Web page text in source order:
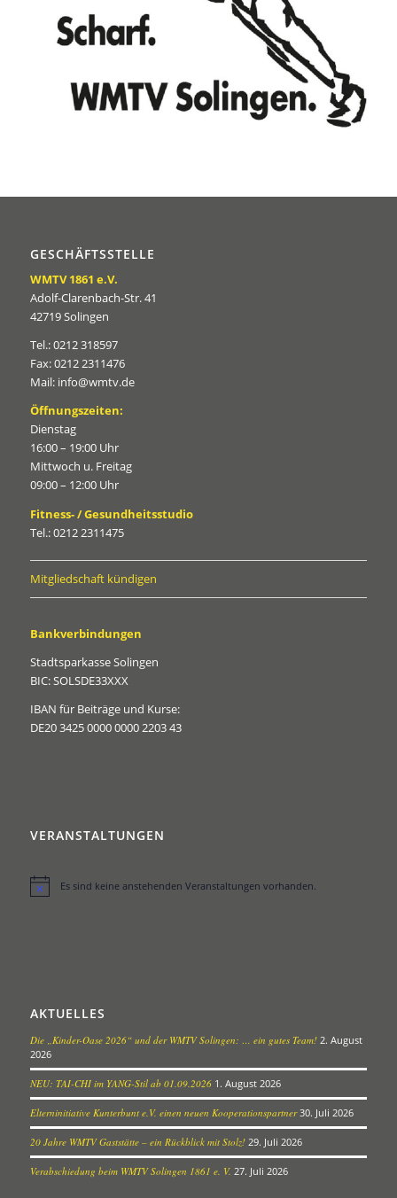
GESCHÄFTSSTELLE
WMTV 1861 e.V.
Adolf-Clarenbach-Str. 41
42719 Solingen
Tel.: 0212 318597
Fax: 0212 2311476
Mail: info@wmtv.de
Öffnungszeiten:
Dienstag
16:00 – 19:00 Uhr
Mittwoch u. Freitag
09:00 – 12:00 Uhr
Fitness- / Gesundheitsstudio
Tel.: 0212 2311475
Mitgliedschaft kündigen
Bankverbindungen
Stadtsparkasse Solingen
BIC: SOLSDE33XXX
IBAN für Beiträge und Kurse:
DE20 3425 0000 0000 2203 43
VERANSTALTUNGEN
HinweisEs sind keine anstehenden Veranstaltungen vorhanden.
AKTUELLES
Die „Kinder-Oase 2026“ und der WMTV Solingen: … ein gutes Team! 2. August
2026
NEU: TAI-CHI im YANG-Stil ab 01.09.2026 1. August 2026
Elterninitiative Kunterbunt e.V. einen neuen Kooperationspartner 30. Juli 2026
20 Jahre WMTV Gaststätte – ein Rückblick mit Stolz! 29. Juli 2026
Verabschiedung beim WMTV Solingen 1861 e. V. 27. Juli 2026